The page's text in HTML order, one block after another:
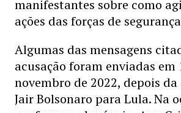
manifestantes sobre como
ações das forças de
Algumas das mensagens
acusação foram enviadas em
novembro de 2022, depois
Jair Bolsonaro para Lula. Na